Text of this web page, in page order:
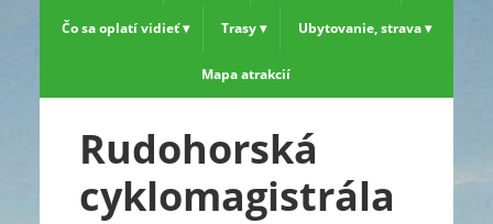
Čo sa oplatí vidieť Trasy Ubytovanie, strava
Mapa atrakcií
Rudohorská
cyklomagistrála